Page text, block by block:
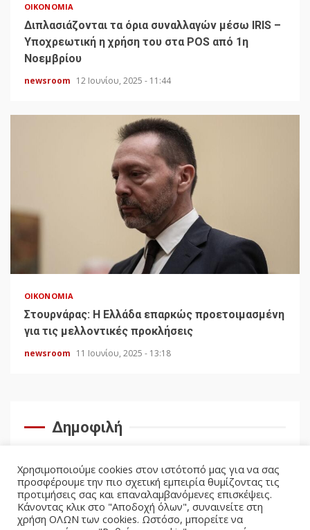
ΟΙΚΟΝΟΜΊΑ
Διπλασιάζονται τα όρια συναλλαγών μέσω IRIS –
Υποχρεωτική η χρήση του στα POS από 1η
Νοεμβρίου
newsroom 12 Ιουνίου, 2025 - 11:44
ΟΙΚΟΝΟΜΊΑ
Στουρνάρας: Η Ελλάδα επαρκώς προετοιμασμένη
για τις μελλοντικές προκλήσεις
newsroom 11 Ιουνίου, 2025 - 13:18
Δημοφιλή
Χρησιμοποιούμε cookies στον ιστότοπό μας για να σας
προσφέρουμε την πιο σχετική εμπειρία θυμίζοντας τις
προτιμήσεις σας και επαναλαμβανόμενες επισκέψεις.
Κάνοντας κλικ στο "Αποδοχή όλων", συναινείτε στη
χρήση ΟΛΩΝ των cookies. Ωστόσο, μπορείτε να